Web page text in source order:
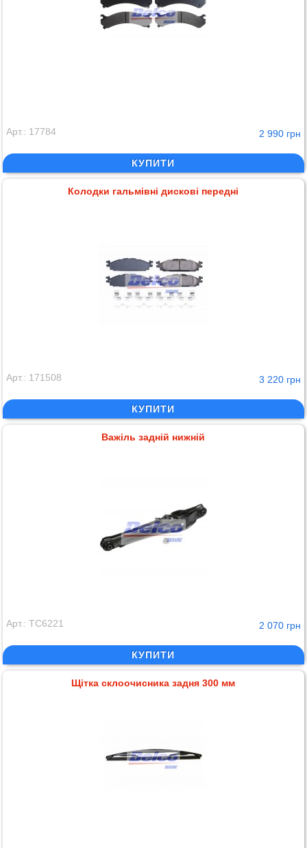
Арт.: 17784 2 990 грн
КУПИТИ
Колодки гальмівні дискові передні
Арт.: 171508 3 220 грн
КУПИТИ
Важіль задній нижній
Арт.: TC6221 2 070 грн
КУПИТИ
Щітка склоочисника задня 300 мм